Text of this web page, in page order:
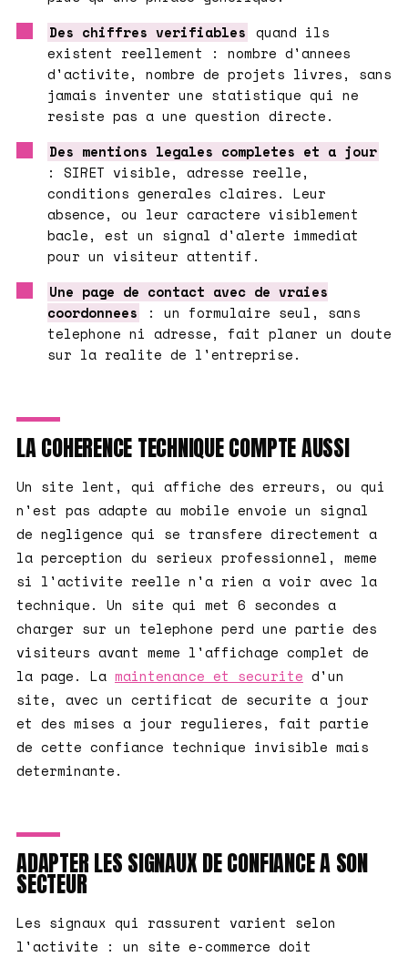
Des chiffres verifiables quand ils
existent reellement : nombre d'annees
d'activite, nombre de projets livres, sans
jamais inventer une statistique qui ne
resiste pas a une question directe.
Des mentions legales completes et a jour
: SIRET visible, adresse reelle,
conditions generales claires. Leur
absence, ou leur caractere visiblement
bacle, est un signal d'alerte immediat
pour un visiteur attentif.
Une page de contact avec de vraies
coordonnees
: un formulaire seul, sans
telephone ni adresse, fait planer un doute
sur la realite de l'entreprise.
LA COHERENCE TECHNIQUE COMPTE AUSSI
Un site lent, qui affiche des erreurs, ou qui
n'est pas adapte au mobile envoie un signal
de negligence qui se transfere directement a
la perception du serieux professionnel, meme
si l'activite reelle n'a rien a voir avec la
technique. Un site qui met 6 secondes a
charger sur un telephone perd une partie des
visiteurs avant meme l'affichage complet de
la page. La maintenance et securite d'un
site, avec un certificat de securite a jour
et des mises a jour regulieres, fait partie
de cette confiance technique invisible mais
determinante.
ADAPTER LES SIGNAUX DE CONFIANCE A SON
SECTEUR
Les signaux qui rassurent varient selon
l'activite : un site e-commerce doit